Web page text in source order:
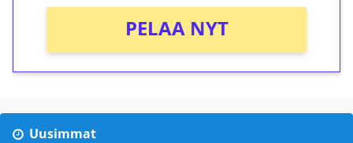
PELAA NYT
Uusimmat